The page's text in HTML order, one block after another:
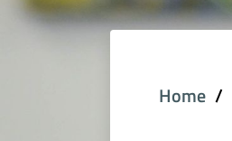
Home